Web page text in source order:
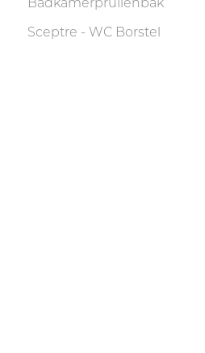
Sceptre - WC Borstel